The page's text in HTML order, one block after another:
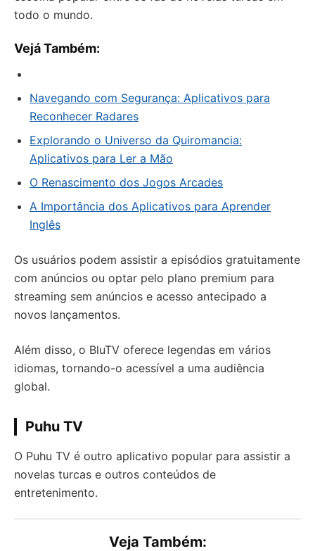
todo o mundo.
Vejá Também:
Navegando com Segurança: Aplicativos para
Reconhecer Radares
Explorando o Universo da Quiromancia:
Aplicativos para Ler a Mão
O Renascimento dos Jogos Arcades
A Importância dos Aplicativos para Aprender
Inglês
Os usuários podem assistir a episódios gratuitamente
com anúncios ou optar pelo plano premium para
streaming sem anúncios e acesso antecipado a
novos lançamentos.
Além disso, o BluTV oferece legendas em vários
idiomas, tornando-o acessível a uma audiência
global.
Puhu TV
O Puhu TV é outro aplicativo popular para assistir a
novelas turcas e outros conteúdos de
entretenimento.
Veja Também: